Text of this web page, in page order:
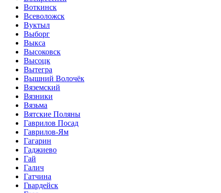
Воткинск
Всеволожск
Вуктыл
Выборг
Выкса
Высоковск
Высоцк
Вытегра
Вышний Волочёк
Вяземский
Вязники
Вязьма
Вятские Поляны
Гаврилов Посад
Гаврилов-Ям
Гагарин
Гаджиево
Гай
Галич
Гатчина
Гвардейск